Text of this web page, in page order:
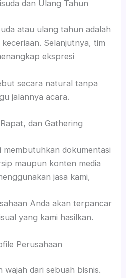
dan Ulang Tahun
atau ulang tahun adalah
Selanjutnya, tim
ekspresi
secara natural tanpa
jalannya acara.
dan Gathering
membutuhkan dokumentasi
maupun konten media
jasa kami,
Anda akan terpancar
yang kami hasilkan.
Perusahaan
wajah dari sebuah bisnis.